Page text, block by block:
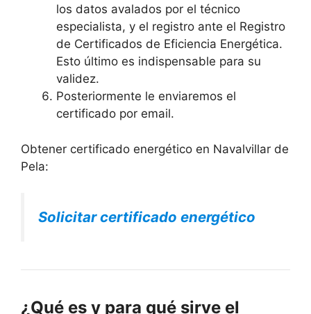
los datos avalados por el técnico
especialista, y el registro ante el Registro
de Certificados de Eficiencia Energética.
Esto último es indispensable para su
validez.
Posteriormente le enviaremos el
certificado por email.
Obtener certificado energético en Navalvillar de
Pela:
Solicitar certificado energético
¿Qué es y para qué sirve el